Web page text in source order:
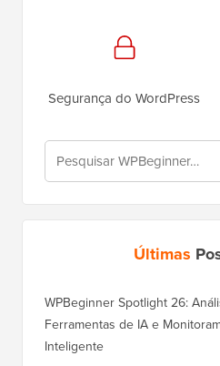
Segurança do WordPress
Últimas
WPBeginner Spotlight 26:
Ferramentas de IA e
Inteligente